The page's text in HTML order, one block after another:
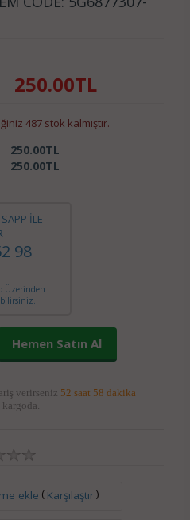
250.00TL
487 stok kalmıştır.
250.00TL
250.00TL
İLE
98
Üzerinden
Hemen Satın Al
verirseniz 52 saat 58 dakika
ekle ( Karşılaştır)